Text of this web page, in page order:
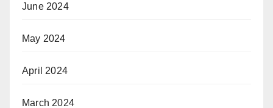
June 2024
May 2024
April 2024
March 2024